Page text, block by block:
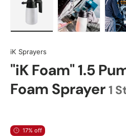
iK Sprayers
"iK Foam" 1.5
Foam Sprayer 1
17% off